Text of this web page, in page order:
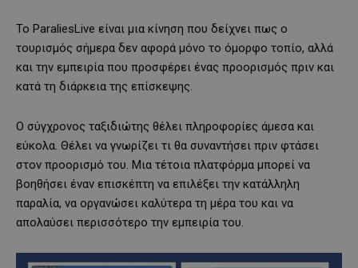
Το ParaliesLive είναι μια κίνηση που δείχνει πως ο
τουρισμός σήμερα δεν αφορά μόνο το όμορφο τοπίο, αλλά
και την εμπειρία που προσφέρει ένας προορισμός πριν και
κατά τη διάρκεια της επίσκεψης.
Ο σύγχρονος ταξιδιώτης θέλει πληροφορίες άμεσα και
εύκολα. Θέλει να γνωρίζει τι θα συναντήσει πριν φτάσει
στον προορισμό του. Μια τέτοια πλατφόρμα μπορεί να
βοηθήσει έναν επισκέπτη να επιλέξει την κατάλληλη
παραλία, να οργανώσει καλύτερα τη μέρα του και να
απολαύσει περισσότερο την εμπειρία του.